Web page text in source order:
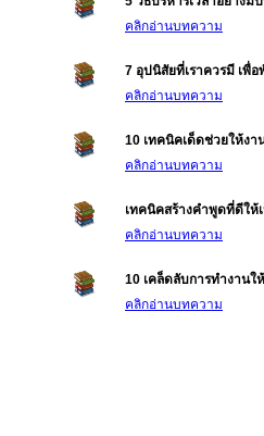
คลิกอ่านบทความ
7 อุปนิสัยที่เราควรมี เพื่
คลิกอ่านบทความ
10 เทคนิคเด็ดช่วยให้งา
คลิกอ่านบทความ
เทคนิคสร้างคำพูดที่ดีให้
คลิกอ่านบทความ
10 เคล็ดลับการทำงาน
คลิกอ่านบทความ